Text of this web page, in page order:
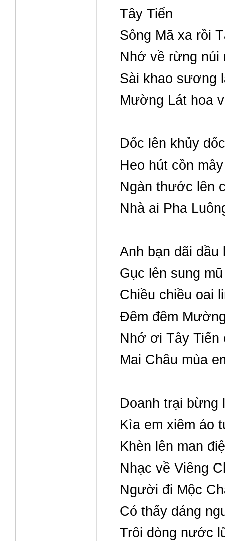
Tây Tiến
Sông Mã xa rồi
Nhớ về rừng
Sài khao sương
Mường Lát hoa
Dốc lên khủy
Heo hút cồn
Ngàn thước lên
Nhà ai Pha
Anh bạn dãi
Gục lên sung
Chiều chiều oai
Đêm đêm
Nhớ ơi Tây Tiến
Mai Châu mùa
Doanh trại bừng
Kìa em xiêm áo
Khèn lên man
Nhạc về Viêng
Người đi Mộc
Có thấy dáng
Trôi dòng nước